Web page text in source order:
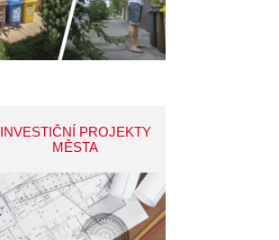
INVESTIČNÍ PROJEKTY
MĚSTA